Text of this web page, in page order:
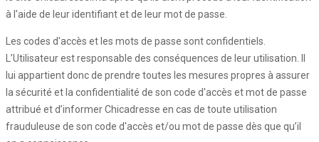
à l'aide de leur identifiant et de leur mot de passe.
Les codes d'accès et les mots de passe sont confidentiels.
L’Utilisateur est responsable des conséquences de leur utilisation. Il
lui appartient donc de prendre toutes les mesures propres à assurer
la sécurité et la confidentialité de son code d'accès et mot de passe
attribué et d’informer Chicadresse en cas de toute utilisation
frauduleuse de son code d'accès et/ou mot de passe dès que qu’il